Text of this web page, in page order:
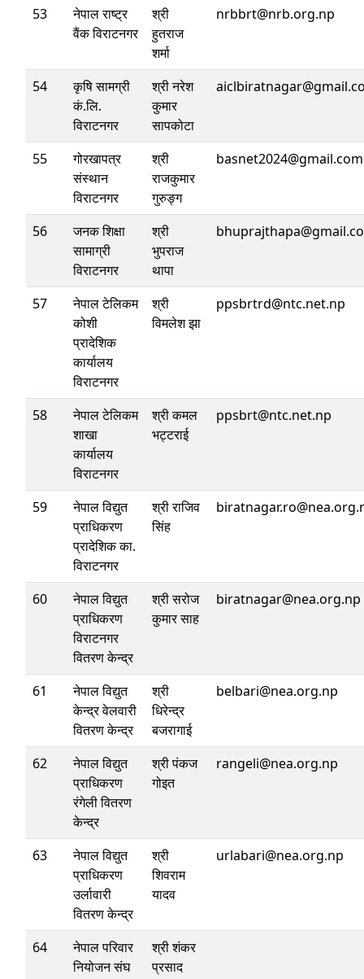
53
नेपाल राष्ट्र
वैंक विराटनगर
श्री
हुतराज
शर्मा
nrbbrt@nrb.org.np
54
कृषि सामग्री
कं.लि.
विराटनगर
श्री नरेश
कुमार
सापकोटा
55
गोरखापत्र
संस्थान
विराटनगर
श्री
राजकुमार
गुरुङ्ग
basnet2024@gmail.com
56
जनक शिक्षा
सामाग्री
विराटनगर
श्री
भुपराज
थापा
57
नेपाल टेलिकम
कोशी
प्रादेशिक
कार्यालय
विराटनगर
श्री
विमलेश झा
ppsbrtrd@ntc.net.np
58
नेपाल टेलिकम
शाखा
कार्यालय
विराटनगर
श्री कमल
भट्टराई
ppsbrt@ntc.net.np
59
नेपाल विद्युत
प्राधिकरण
प्रादेशिक का.
विराटनगर
श्री राजिव
सिंह
60
नेपाल विद्युत
प्राधिकरण
विराटनगर
वितरण केन्द्र
श्री सरोज
कुमार साह
biratnagar@nea.org.np
61
नेपाल विद्युत
केन्द्र वेलवारी
वितरण केन्द्र
श्री
धिरेन्द्र
बजरागाई
belbari@nea.org.np
62
नेपाल विद्युत
प्राधिकरण
रंगेली वितरण
केन्द्र
श्री पंकज
गोइत
rangeli@nea.org.np
63
नेपाल विद्युत
प्राधिकरण
उर्लावारी
वितरण केन्द्र
श्री
शिवराम
यादव
urlabari@nea.org.np
64
नेपाल परिवार
नियोजन संघ
श्री शंकर
प्रसाद